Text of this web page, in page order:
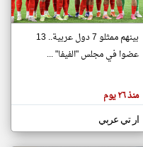
تغيير الدولة
القمر على مدار الساعة
جزر القمر العاجلة والمباشرة
بينهم ممثلو 7 دول عربية.. 13
عضوا في مجلس "الفيفا" ...
منذ ٢٦ يوم
ار تي عربي
klyoum.com